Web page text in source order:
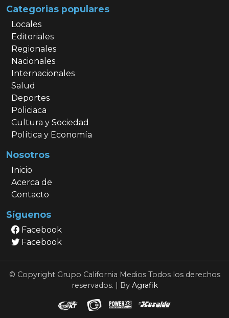
Categorias populares
Locales
Editoriales
Regionales
Nacionales
Internacionales
Salud
Deportes
Policiaca
Cultura y Sociedad
Política y Economía
Nosotros
Inicio
Acerca de
Contacto
Síguenos
Facebook
Facebook
© Copyright Grupo California Medios Todos los derechos
reservados. | By Agrafik